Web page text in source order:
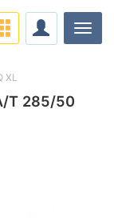
T 285/50
XL